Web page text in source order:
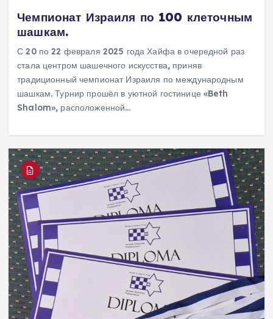
Чемпионат Израиля по 100 клеточным
шашкам.
С 20 по 22 февраля 2025 года Хайфа в очередной раз
стала центром шашечного искусства, приняв
традиционный чемпионат Израиля по международным
шашкам. Турнир прошёл в уютной гостинице «Beth
Shalom», расположенной…